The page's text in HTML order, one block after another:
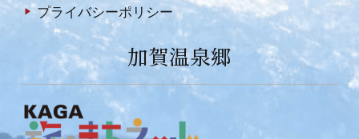
プライバシーポリシー
加賀温泉郷